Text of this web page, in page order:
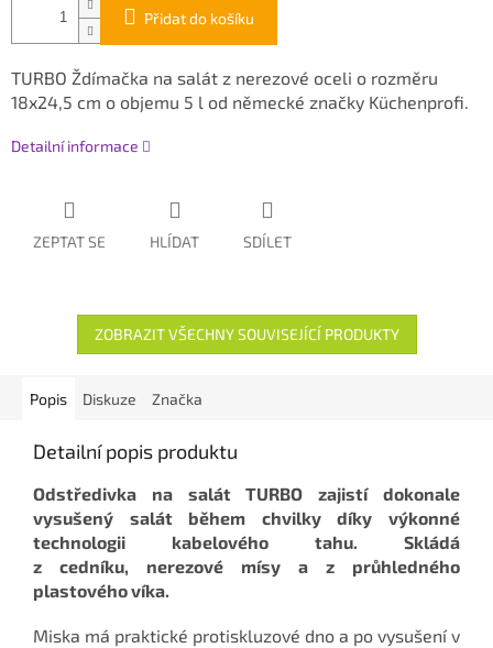
Přidat do košíku
TURBO Ždímačka na salát z nerezové oceli o rozměru
18x24,5 cm o objemu 5 l od německé značky Küchenprofi.
Detailní informace
ZEPTAT SE HLÍDAT SDÍLET
ZOBRAZIT VŠECHNY SOUVISEJÍCÍ PRODUKTY
Popis Diskuze Značka
Detailní popis produktu
Odstředivka na salát TURBO zajistí dokonale
vysušený salát během chvilky díky výkonné
technologii kabelového tahu. Skládá
z
cedníku, nerezové mísy a z průhledného
plastového víka.
Miska má praktické protiskluzové dno a po vysušení v